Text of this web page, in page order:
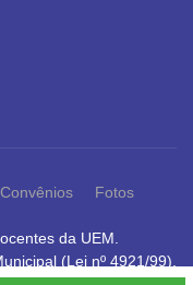
Convênios
Fotos
da UEM.
(Lei nº 4921/99).